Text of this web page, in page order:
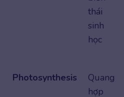
thái
sinh
học
Photosynthesis
Quang
hợp